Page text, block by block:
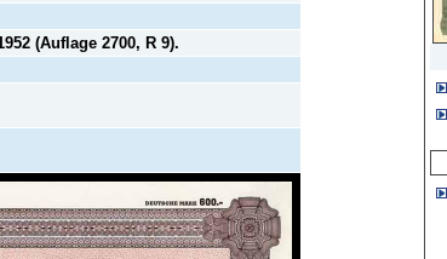
(Auflage 2700, R 9).